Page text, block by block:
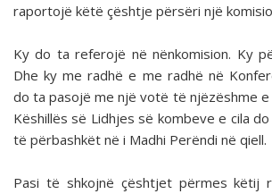
raportojë këtë çështje përsëri një
Ky do ta referojë në nënkomision. Ky
Dhe ky me radhë e me radhë në
do ta pasojë me një votë të njëzëshme
Këshillës së Lidhjes së kombeve e cila
të përbashkët në i Madhi Perëndi në qiell.
Pasi të shkojnë çështjet përmes këtij